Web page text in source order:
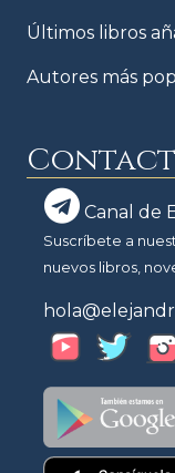
Últimos libros
Autores más
Canal de
Suscríbete a
nuevos libros,